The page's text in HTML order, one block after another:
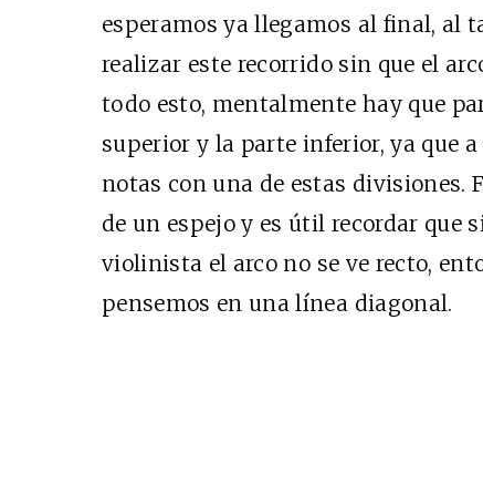
esperamos ya llegamos al final, al
realizar este recorrido sin que el
todo esto, mentalmente hay que
superior y la parte inferior, ya que
notas con una de estas divisiones.
de un espejo y es útil recordar que
violinista el arco no se ve recto,
pensemos en una línea diagonal.